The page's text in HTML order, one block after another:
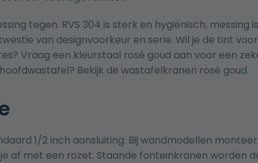
tegen. RVS 304 is sterk en hygiënisch, messing
van designvoorkeur en serie. Wil je de tint
Vraag een kleurstaal rosé goud aan voor een
Bekijk de wastafelkranen rosé goud.
1/2 inch aansluiting. Bij wandmodellen
af met een rozet. Staande fonteinkranen worden